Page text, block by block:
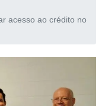
acesso ao crédito no